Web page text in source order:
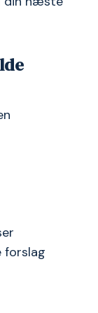
forslag